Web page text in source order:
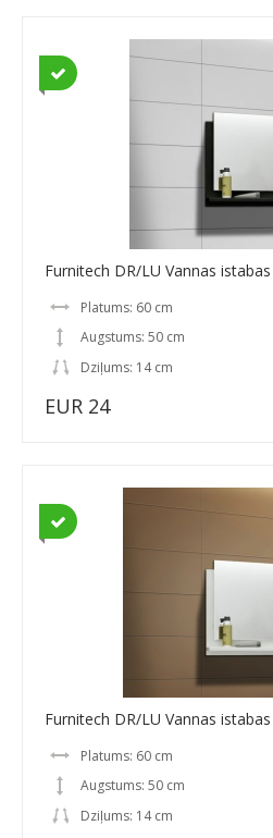
Furnitech DR/LU Vannas
Platums: 60 cm
Augstums: 50 cm
Dziļums: 14 cm
EUR 24
Furnitech DR/LU Vannas
Platums: 60 cm
Augstums: 50 cm
Dziļums: 14 cm